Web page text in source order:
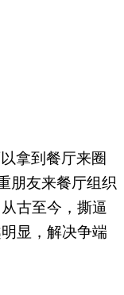
拿到餐厅来圈
朋友来餐厅组织
古至今，撕逼
显，解决争端